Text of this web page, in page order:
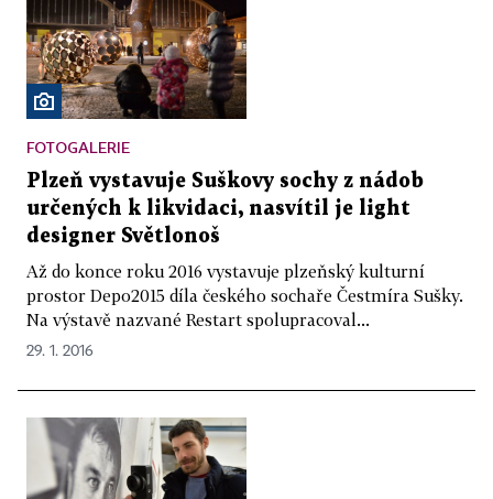
FOTOGALERIE
Plzeň vystavuje Suškovy sochy z nádob
určených k likvidaci, nasvítil je light
designer Světlonoš
Až do konce roku 2016 vystavuje plzeňský kulturní
prostor Depo2015 díla českého sochaře Čestmíra Sušky.
Na výstavě nazvané Restart spolupracoval...
29. 1. 2016